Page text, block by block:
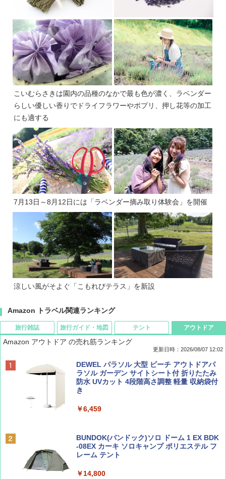
こいむらさきは園内の品種のなかで最も色が濃く、ラベンダー
らしい優しい香りでドライフラワーやポプリ、押し花等の加工
にも適する
7月13日～8月12日には「ラベンダー摘み取り体験会」を開催
涼しい風がそよぐ「こもれびテラス」を新設
Amazon トラベル関連ランキング
旅行雑誌
ディズニーファン ２０２６年 ９月号 [雑
誌] (ＤＩＳＮＥＹ ＦＡＮ)
￥713
SOTO ミニマル"旅"財布 ランダム2種】
￥1,500
旅行ガイド・地図
D40 地球の歩き方 チェンマイ タイ北部の魅
力的な町 2026～2027 地球の歩き方D アジア
￥2,079
球の歩き方A ヨーロッパ
￥2,479
テント
[キャンパーズコレクション 山善] ポップアッ
プテント 傘みたいに広げて畳める パッとサ
ッとサンシェード キューブ フルクローズ メ
ッシュ 簡単設置 ワンタッチテント キャンプ
PYKES PEAK (パイクスピーク) 着替えテン
ト プライバシー テント 【中が透けない】 1
ーチ ピクニック ポップアップテント 携帯 簡
アウトドア
Amazon アウトドア の売れ筋ランキング
更新日時：2026/08/07 12:02
DEWEL パラソル 大型 ビーチ アウトドアパ
ラソル ガーデン サイトシート付 折りたたみ
防水 UVカット 4段階高さ調整 軽量 収納袋付
き
￥6,459
BUNDOK(バンドック)ソロ ドーム 1 EX BDK
-08EX カーキ ソロキャンプ ポリエステル フ
レーム テント
￥14,800